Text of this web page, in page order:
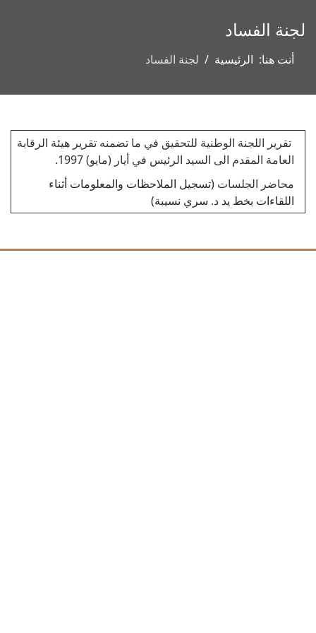
لجنة الفساد
أنت هنا: الرئيسية لجنة الفساد
تقرير اللجنة الوطنية للتحقيق في ما تضمنه تقرير هيئة الرقابة
العامة المقدم الى السيد الرئيس في أيار (مايو) 1997.
محاضر الجلسات (تسجيل الملاحظات والمعلومات أثناء
اللقاءات بخط يد د. سري نسيبة)